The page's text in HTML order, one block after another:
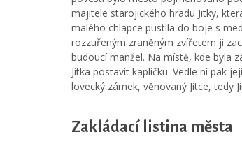
majitele starojického hradu Jitky,
malého chlapce pustila do boje s
rozzuřeným zraněným zvířetem ji
budoucí manžel. Na místě, kde byla
Jitka postavit kapličku. Vedle ní pak
lovecký zámek, věnovaný Jitce, tedy
Zakládací listina města